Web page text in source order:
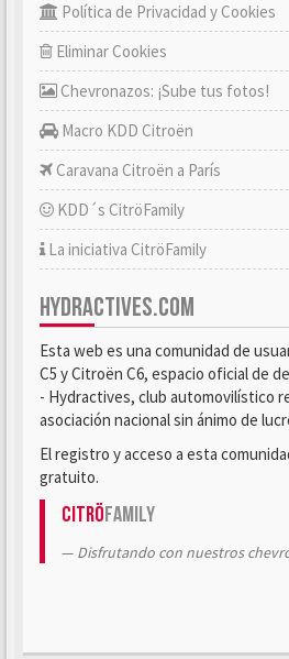
Política de Privacidad y Cookies
Eliminar Cookies
Chevronazos: ¡Sube tus fotos!
Macro KDD Citroën
Caravana Citroën a París
KDD´s CitröFamily
La iniciativa CitröFamily
HYDRACTIVES.COM
Esta web es una comunidad de
C5 y Citroën C6, espacio oficial de
- Hydractives, club automovilístico
asociación nacional sin ánimo de
El registro y acceso a esta
gratuito.
CitröFamily
Disfrutando con nuestros